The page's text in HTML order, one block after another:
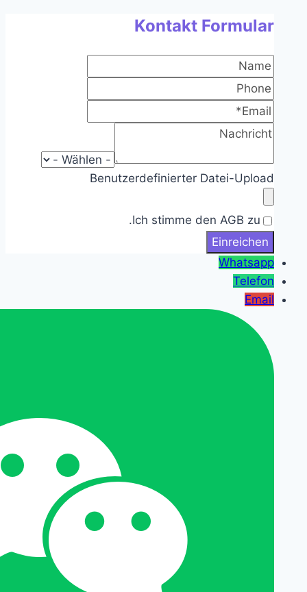
Kontakt Formular
Benutzerdefinierter Datei-Upload
Ich stimme den AGB zu.
Whatsapp
Telefon
Email